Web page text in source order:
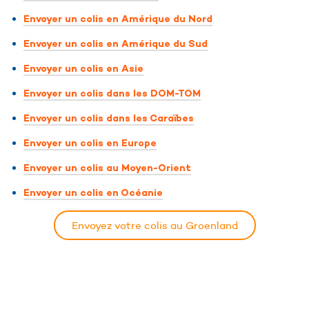
Envoyer un colis en Amérique du Nord
Envoyer un colis en Amérique du Sud
Envoyer un colis en Asie
Envoyer un colis dans les DOM-TOM
Envoyer un colis dans les Caraïbes
Envoyer un colis en Europe
Envoyer un colis au Moyen-Orient
Envoyer un colis en Océanie
Envoyez votre colis au Groenland